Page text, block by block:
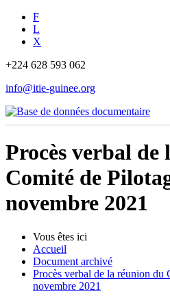
F
L
X
+224 628 593 062
info@itie-guinee.org
Procès verbal
Comité de
novembre 2021
Vous êtes ici
Accueil
Document archivé
Procès verbal de la réunion du
novembre 2021